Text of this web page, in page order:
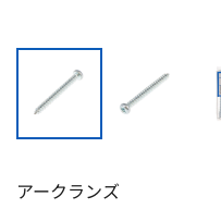
アークランズ